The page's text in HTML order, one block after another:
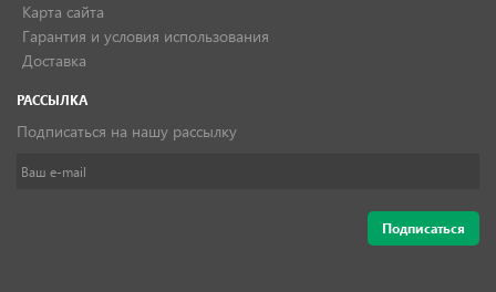
Карта сайта
Гарантия и условия использования
Доставка
РАССЫЛКА
Подписаться на нашу рассылку